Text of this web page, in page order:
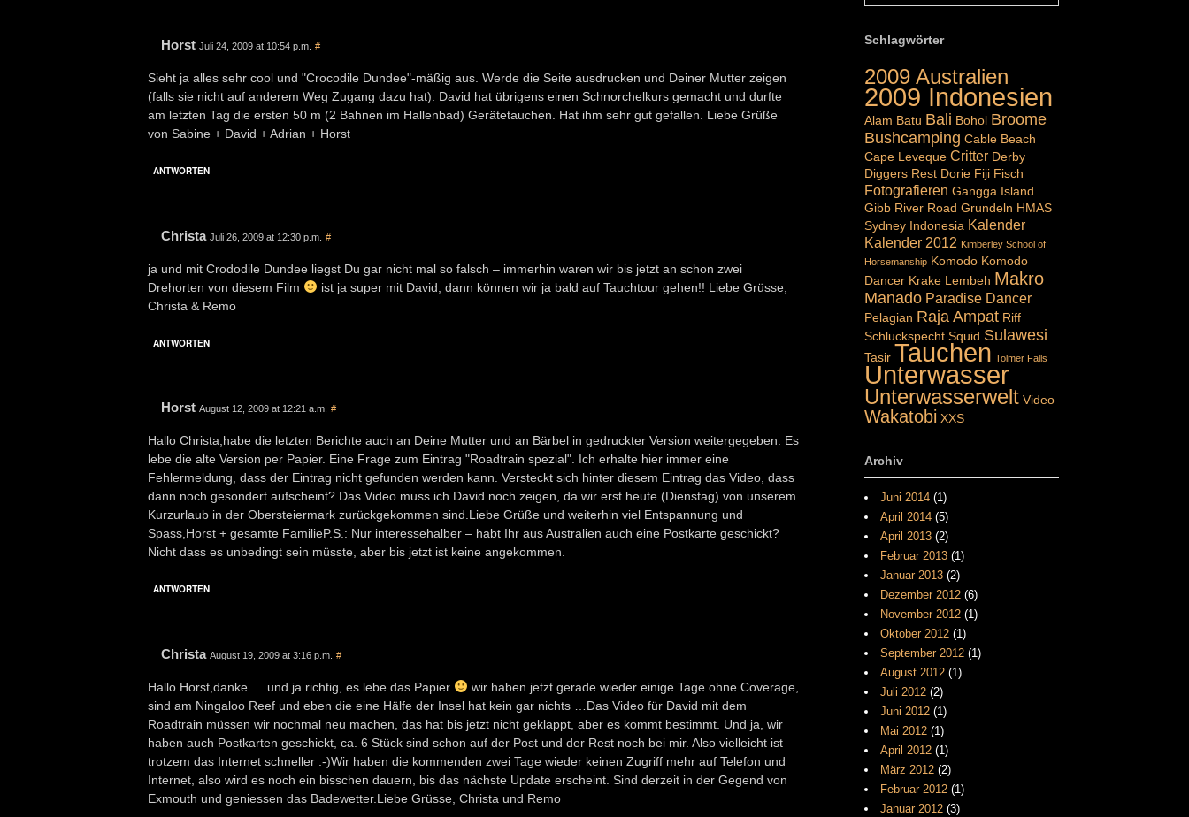
Horst Juli 24, 2009 at 10:54 p.m. #
Sieht ja alles sehr cool und "Crocodile Dundee"-mäßig aus. Werde die Seite ausdrucken und Deiner Mutter zeigen
(falls sie nicht auf anderem Weg Zugang dazu hat). David hat übrigens einen Schnorchelkurs gemacht und durfte
am letzten Tag die ersten 50 m (2 Bahnen im Hallenbad) Gerätetauchen. Hat ihm sehr gut gefallen. Liebe Grüße
von Sabine + David + Adrian + Horst
ANTWORTEN
Christa Juli 26, 2009 at 12:30 p.m. #
ja und mit Crododile Dundee liegst Du gar nicht mal so falsch – immerhin waren wir bis jetzt an schon zwei
Drehorten von diesem Film
ist ja super mit David, dann können wir ja bald auf Tauchtour gehen!! Liebe Grüsse,
Christa & Remo
ANTWORTEN
Horst August 12, 2009 at 12:21 a.m. #
Hallo Christa,habe die letzten Berichte auch an Deine Mutter und an Bärbel in gedruckter Version weitergegeben. Es
lebe die alte Version per Papier. Eine Frage zum Eintrag "Roadtrain spezial". Ich erhalte hier immer eine
Fehlermeldung, dass der Eintrag nicht gefunden werden kann. Versteckt sich hinter diesem Eintrag das Video, dass
dann noch gesondert aufscheint? Das Video muss ich David noch zeigen, da wir erst heute (Dienstag) von unserem
Kurzurlaub in der Obersteiermark zurückgekommen sind.Liebe Grüße und weiterhin viel Entspannung und
Spass,Horst + gesamte FamilieP.S.: Nur interessehalber – habt Ihr aus Australien auch eine Postkarte geschickt?
Nicht dass es unbedingt sein müsste, aber bis jetzt ist keine angekommen.
ANTWORTEN
Christa August 19, 2009 at 3:16 p.m. #
Hallo Horst,danke … und ja richtig, es lebe das Papier
wir haben jetzt gerade wieder einige Tage ohne Coverage,
sind am Ningaloo Reef und eben die eine Hälfe der Insel hat kein gar nichts …Das Video für David mit dem
Roadtrain müssen wir nochmal neu machen, das hat bis jetzt nicht geklappt, aber es kommt bestimmt. Und ja, wir
haben auch Postkarten geschickt, ca. 6 Stück sind schon auf der Post und der Rest noch bei mir. Also vielleicht ist
trotzem das Internet schneller :-)Wir haben die kommenden zwei Tage wieder keinen Zugriff mehr auf Telefon und
Internet, also wird es noch ein bisschen dauern, bis das nächste Update erscheint. Sind derzeit in der Gegend von
Exmouth und geniessen das Badewetter.Liebe Grüsse, Christa und Remo
Schlagwörter
2009 Australien
2009 Indonesien
Alam Batu Bali Bohol Broome
Bushcamping Cable Beach
Cape Leveque Critter Derby
Diggers Rest Dorie Fiji Fisch
Fotografieren Gangga Island
Gibb River Road Grundeln HMAS
Sydney Indonesia Kalender
Kalender 2012 Kimberley School of
Horsemanship Komodo Komodo
Dancer Krake Lembeh Makro
Manado Paradise Dancer
Pelagian Raja Ampat Riff
Schluckspecht Squid Sulawesi
Tasir Tauchen Tolmer Falls
Unterwasser
Unterwasserwelt Video
Wakatobi XXS
Archiv
Juni 2014(1)
April 2014(5)
April 2013(2)
Februar 2013(1)
Januar 2013(2)
Dezember 2012(6)
November 2012(1)
Oktober 2012(1)
September 2012(1)
August 2012(1)
Juli 2012(2)
Juni 2012(1)
Mai 2012(1)
April 2012(1)
März 2012(2)
Februar 2012(1)
Januar 2012(3)